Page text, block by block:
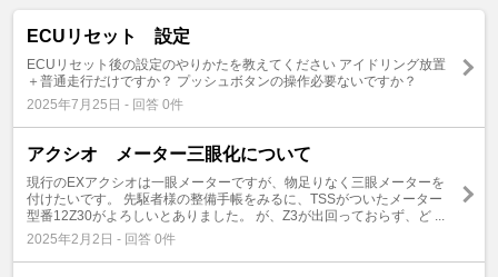
ECUリセット 設定
ECUリセット後の設定のやりかたを教えてください アイドリング放置
＋普通走行だけですか？ プッシュボタンの操作必要ないですか？
2025年7月25日 - 回答 0件
アクシオ メーター三眼化について
現行のEXアクシオは一眼メーターですが、物足りなく三眼メーターを
付けたいです。 先駆者様の整備手帳をみるに、TSSがついたメーター
型番12Z30がよろしいとありました。 が、Z3が出回っておらず、ど ...
2025年2月2日 - 回答 0件